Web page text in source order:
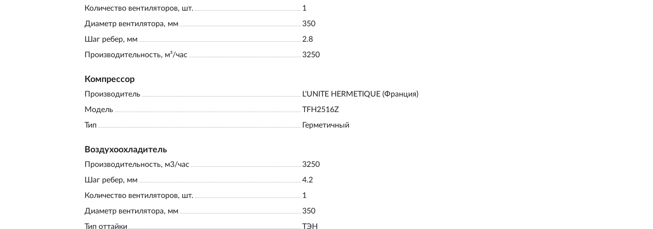
Количество вентиляторов, шт.
1
Диаметр вентилятора, мм
350
Шаг ребер, мм
2.8
Производительность, м³/час
3250
Компрессор
Производитель
L'UNITE HERMETIQUE (Франция)
Модель
TFH2516Z
Тип
Герметичный
Воздухоохладитель
Производительность, м3/час
3250
Шаг ребер, мм
4.2
Количество вентиляторов, шт.
1
Диаметр вентилятора, мм
350
Тип оттайки
ТЭН